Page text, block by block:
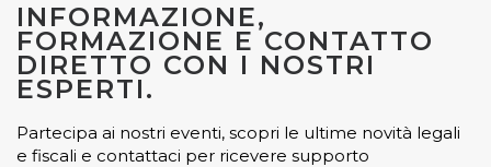
INFORMAZIONE,
FORMAZIONE E CONTATTO
DIRETTO CON I NOSTRI
ESPERTI.
Partecipa ai nostri eventi, scopri le ultime novità legali
e fiscali e contattaci per ricevere supporto